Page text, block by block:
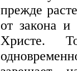
прежде
от закона
Христе.